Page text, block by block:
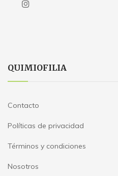
QUIMIOFILIA
Contacto
Políticas de privacidad
Términos y condiciones
Nosotros